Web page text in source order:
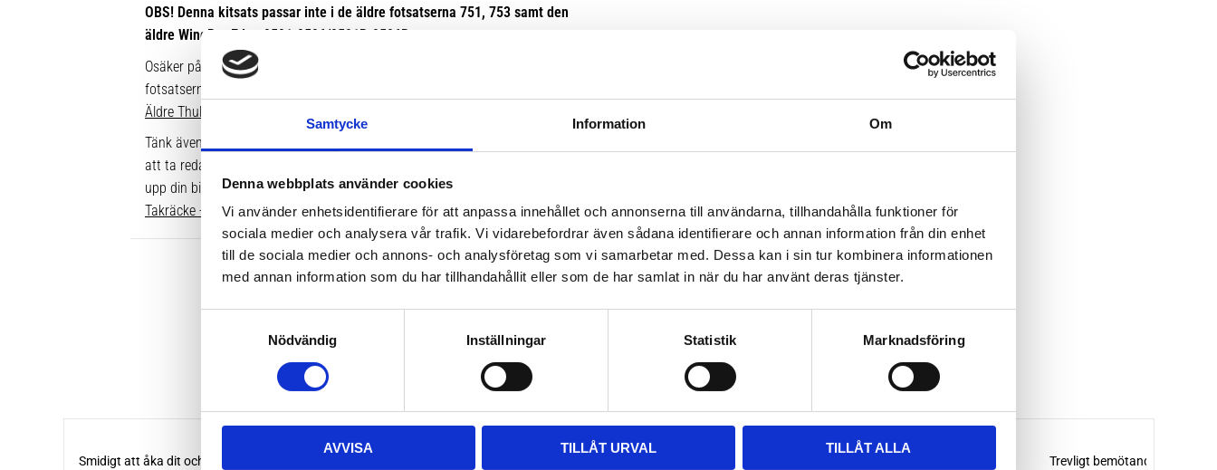
Samtycke Information Om
Denna webbplats använder cookies
Vi använder enhetsidentifierare för att anpassa innehållet och annonserna till användarna, tillhandahålla funktioner för
sociala medier och analysera vår trafik. Vi vidarebefordrar även sådana identifierare och annan information från din enhet
till de sociala medier och annons- och analysföretag som vi samarbetar med. Dessa kan i sin tur kombinera informationen
med annan information som du har tillhandahållit eller som de har samlat in när du har använt deras tjänster.
Nödvändig Inställningar Statistik Marknadsföring
AVVISA TILLÅT URVAL TILLÅT ALLA
OBS! Denna kitsats passar inte i de äldre fotsatserna 751, 753 samt den
äldre WingBar Edge 9591-9596/9591B-9596B.
Osäker på vilken fot du har sedan tidigare? Här kan du se bilder på de äldre
fotsatserna:
Äldre Thule fotsatser som inte går att komplettera med nya kitsatser >>
Tänk även på att dina rör över taket behöver vara i rätt längd. Enklaste sättet
att ta reda på vilken längd du ska ha är att gå till våra kompletta paket, leta
upp din bil. Där ser du enkelt vilken längd som passar.
Takräcke - kompletta paket >>